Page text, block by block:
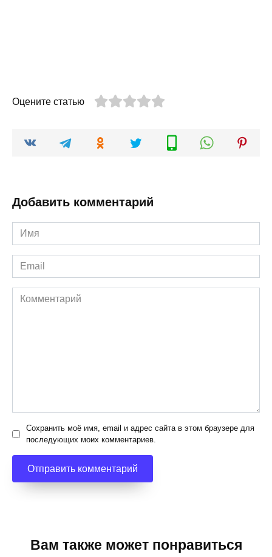
Оцените статью
Добавить комментарий
Имя
*
Email
*
Комментарий
Сохранить моё имя, email и адрес сайта в этом браузере для
последующих моих комментариев.
Вам также может понравиться